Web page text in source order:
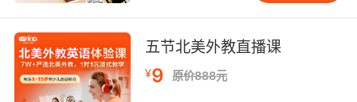
五节北美外教直播课
¥9 原价888元